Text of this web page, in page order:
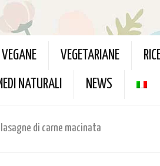
VEGANE VEGETARIANE
NATURALI NEWS
di carne macinata